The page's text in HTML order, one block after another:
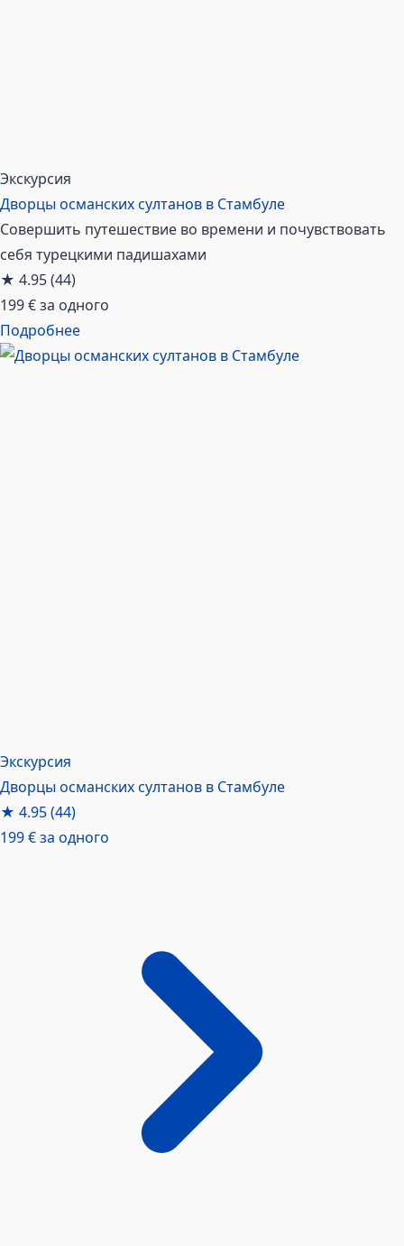
Экскурсия
Дворцы османских султанов в Стамбуле
Совершить путешествие во времени и почувствовать
себя турецкими падишахами
★ 4.95(44)
199 €за одного
Подробнее
Экскурсия
Дворцы османских султанов в Стамбуле
★ 4.95(44)
199 €за одного